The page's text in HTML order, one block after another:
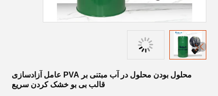
محلول بودن محلول در آب مبتنی بر PVA عامل آزادسازی
قالب بی بو خشک کردن سریع